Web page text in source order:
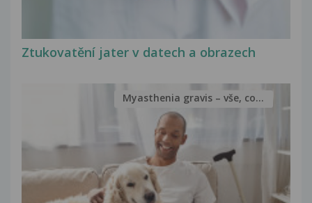
Ztukovatění jater v datech a obrazech
Myasthenia gravis – vše, co...